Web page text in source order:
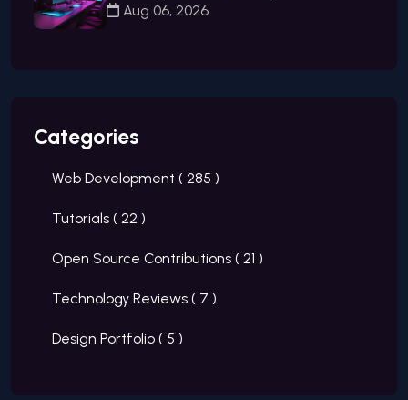
Aug 06, 2026
Categories
Web Development ( 285 )
Tutorials ( 22 )
Open Source Contributions ( 21 )
Technology Reviews ( 7 )
Design Portfolio ( 5 )